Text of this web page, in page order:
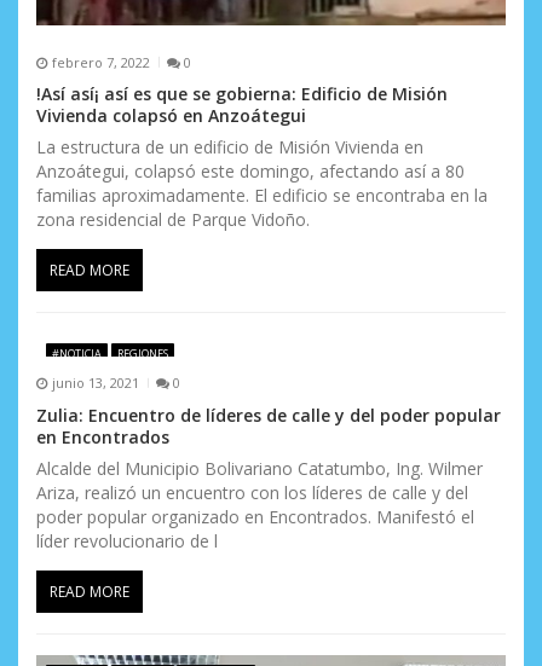
s
febrero 7, 2022 0
!Así así¡ así es que se gobierna: Edificio de Misión
Vivienda colapsó en Anzoátegui
La estructura de un edificio de Misión Vivienda en
Anzoátegui, colapsó este domingo, afectando así a 80
familias aproximadamente. El edificio se encontraba en la
zona residencial de Parque Vidoño.
READ MORE
#NOTICIA REGIONES
junio 13, 2021 0
Zulia: Encuentro de líderes de calle y del poder popular
en Encontrados
Alcalde del Municipio Bolivariano Catatumbo, Ing. Wilmer
Ariza, realizó un encuentro con los líderes de calle y del
poder popular organizado en Encontrados. Manifestó el
líder revolucionario de l
READ MORE